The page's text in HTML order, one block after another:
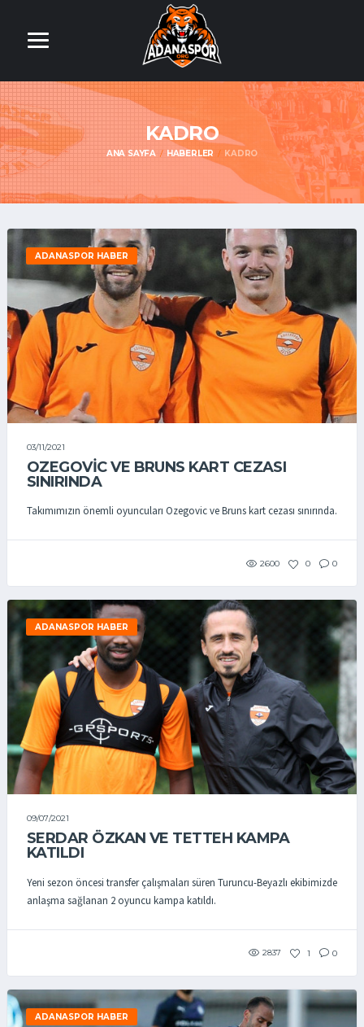
KADRO
ANA SAYFA HABERLER KADRO
ADANASPOR HABER
03/11/2021
OZEGOVİC VE BRUNS KART CEZASI
SINIRINDA
Takımımızın önemli oyuncuları Ozegovic ve Bruns kart cezası sınırında.
2600 0 0
ADANASPOR HABER
09/07/2021
SERDAR ÖZKAN VE TETTEH KAMPA
KATILDI
Yeni sezon öncesi transfer çalışmaları süren Turuncu-Beyazlı ekibimizde
anlaşma sağlanan 2 oyuncu kampa katıldı.
2837 1 0
ADANASPOR HABER